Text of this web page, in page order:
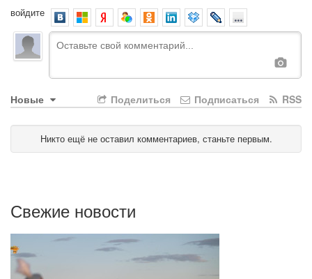
войдите
Новые RSS
Подписаться
Поделиться
Никто ещё не оставил комментариев, станьте первым.
Свежие новости